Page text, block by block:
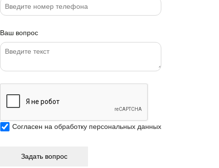
Ваш вопрос
Согласен на обработку персональных данных